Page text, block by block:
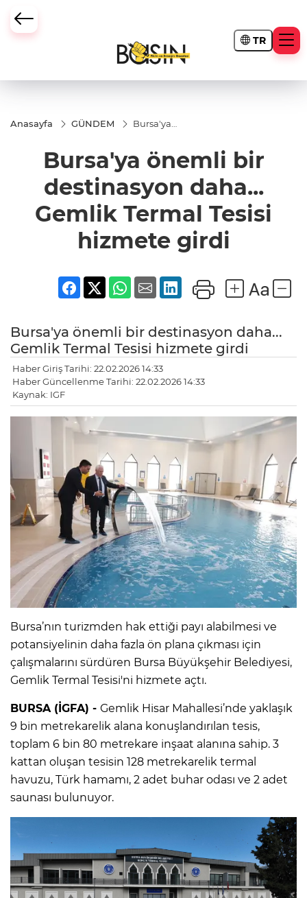
TR
Anasayfa GÜNDEM
Bursa'ya
daha...
Gemlik
Tesisi
hizmete
girdi
Bursa'ya önemli bir
destinasyon daha...
Gemlik Termal Tesisi
hizmete girdi
Bursa'ya önemli bir destinasyon daha...
Gemlik Termal Tesisi hizmete girdi
Haber Giriş Tarihi: 22.02.2026 14:33
Haber Güncellenme Tarihi: 22.02.2026 14:33
Kaynak: IGF
Bursa’nın turizmden hak ettiği payı alabilmesi ve
potansiyelinin daha fazla ön plana çıkması için
çalışmalarını sürdüren Bursa Büyükşehir Belediyesi,
Gemlik Termal Tesisi'ni hizmete açtı.
BURSA (İGFA) - Gemlik Hisar Mahallesi’nde yaklaşık
9 bin metrekarelik alana konuşlandırılan tesis,
toplam 6 bin 80 metrekare inşaat alanına sahip. 3
kattan oluşan tesisin 128 metrekarelik termal
havuzu, Türk hamamı, 2 adet buhar odası ve 2 adet
saunası bulunuyor.